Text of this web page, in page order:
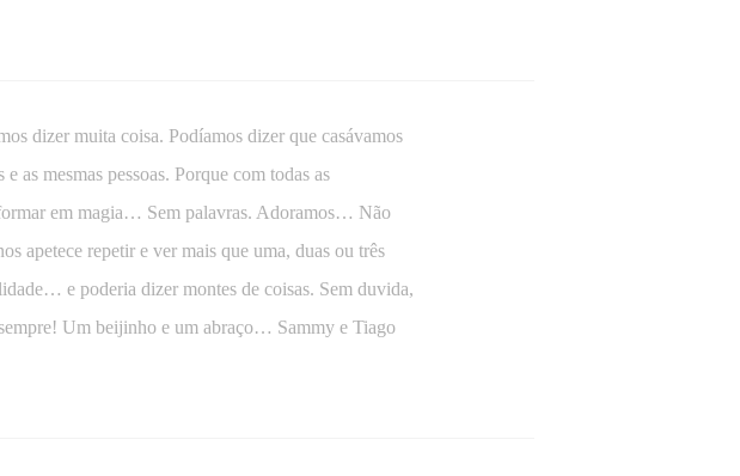
dizer muita coisa. Podíamos dizer que casávamos
as mesmas pessoas. Porque com todas as
em magia… Sem palavras. Adoramos… Não
apetece repetir e ver mais que uma, duas ou três
e poderia dizer montes de coisas. Sem duvida,
Um beijinho e um abraço… Sammy e Tiago